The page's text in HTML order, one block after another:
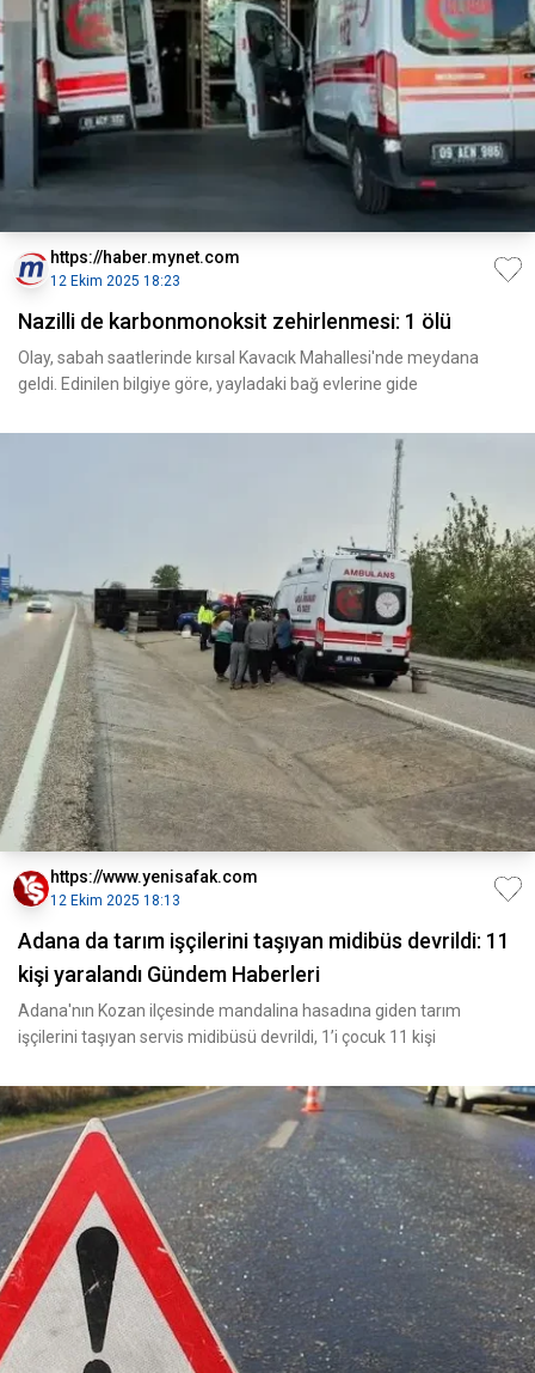
https://haber.mynet.com
12 Ekim 2025 18:23
Nazilli de karbonmonoksit zehirlenmesi: 1 ölü
Olay, sabah saatlerinde kırsal Kavacık Mahallesi'nde meydana
geldi. Edinilen bilgiye göre, yayladaki bağ evlerine gide
https://www.yenisafak.com
12 Ekim 2025 18:13
Adana da tarım işçilerini taşıyan midibüs devrildi: 11
kişi yaralandı Gündem Haberleri
Adana'nın Kozan ilçesinde mandalina hasadına giden tarım
işçilerini taşıyan servis midibüsü devrildi, 1’i çocuk 11 kişi